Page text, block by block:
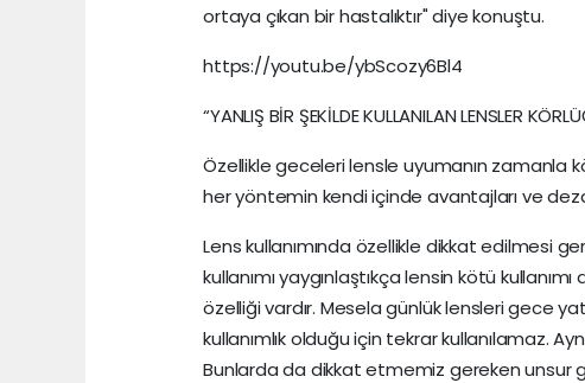
ortaya çıkan bir hastalıktır" diye konuştu.
https://youtu.be/ybScozy6Bl4
“YANLIŞ BİR ŞEKİLDE KULLANILAN LENSLER
Özellikle geceleri lensle uyumanın zamanla
her yöntemin kendi içinde avantajları ve
Lens kullanımında özellikle dikkat edilmesi
kullanımı yaygınlaştıkça lensin kötü
özelliği vardır. Mesela günlük lensleri gece
kullanımlık olduğu için tekrar kullanılamaz.
Bunlarda da dikkat etmemiz gereken unsur